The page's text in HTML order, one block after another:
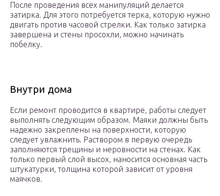
После проведения всех манипуляций делается
затирка. Для этого потребуется терка, которую нужно
двигать против часовой стрелки. Как только затирка
завершена и стены просохли, можно начинать
побелку.
Внутри дома
Если ремонт проводится в квартире, работы следует
выполнять следующим образом. Маяки должны быть
надежно закреплены на поверхности, которую
следует увлажнить. Раствором в первую очередь
заполняются трещины и неровности на стенах. Как
только первый слой высох, наносится основная часть
штукатурки, толщина которой зависит от уровня
маячков.